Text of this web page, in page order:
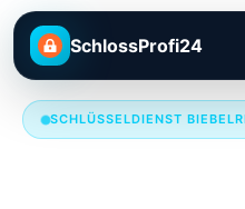
SchlossProfi24
SCHLÜSSELDIENST